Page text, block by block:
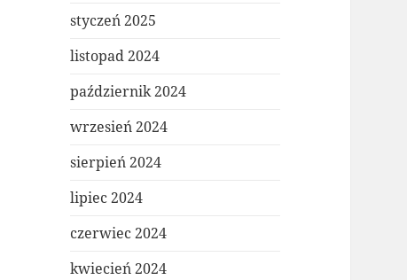
styczeń 2025
listopad 2024
październik 2024
wrzesień 2024
sierpień 2024
lipiec 2024
czerwiec 2024
kwiecień 2024